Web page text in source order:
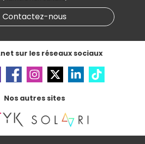
Contactez-nous
sur les réseaux sociaux
Nos autres sites